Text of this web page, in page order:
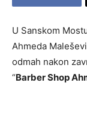
U Sanskom
Ahmeda
odmah nakon
“Barber Shop